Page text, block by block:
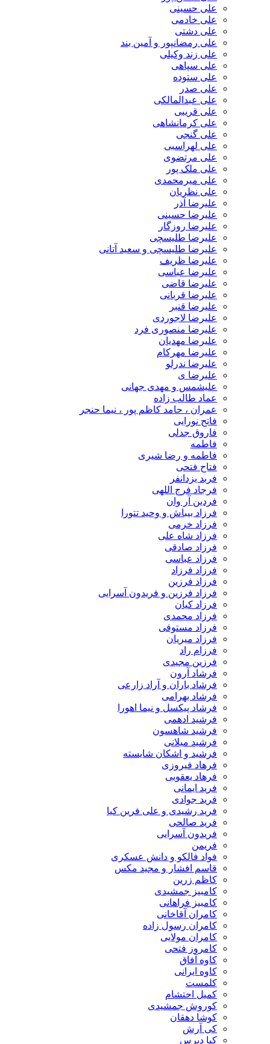
علی حسینی
علی خادمی
علی دشتی
علی رمضانپور و آمین بند
علی زند وکیلی
علی سپاهی
علی ستوده
علی صدر
علی عبدالمالکی
علی قریبی
علی کرمانشاهی
علی گنجی
علی لهراسبی
علی مرتضوی
علی ملک پور
علی میرمحمدی
علی نظریان
علیرضا آذر
علیرضا حسینی
علیرضا روزگار
علیرضا طلیسچی
علیرضا طلیسچی و سعید آتانی
علیرضا ظریف
علیرضا عباسی
علیرضا قاضی
علیرضا قربانی
علیرضا قنبر
علیرضا لاجوردی
علیرضا منصوری فرد
علیرضا مهدیان
علیرضا مهرکام
علیرضا ندرلو
علیرضا ی
علیشمس و مهدی جهانی
عماد طالب زاده
عمران ، حامد کاظم پور ، نیما حنجر
فاتح نورایی
فاروق جدلی
فاطمه
فاطمه و رضا شیری
فتاح فتحی
فربد یزدانفر
فرجاد فرج اللهی
فردین آر وان
فرزاد بیباش و وحید تتورا
فرزاد خرمی
فرزاد شاه علی
فرزاد صادقی
فرزاد عباسی
فرزاد فرزاد
فرزاد فرزین
فرزاد فرزین و فریدون آسرایی
فرزاد کیان
فرزاد محمدی
فرزاد مستوفی
فرزاد میریان
فرزام راد
فرزین مجیدی
فرشاد آرون
فرشاد باران و آراد زارعی
فرشاد بهرامی
فرشاد پیکسل و نیما اهورا
فرشید ادهمی
فرشید شاهسون
فرشید میلانی
فرشید و اشکان شایسته
فرهاد فیروزی
فرهاد یعقوبی
فرید ایمانی
فرید جوادی
فرید رشیدی و علی فرین کیا
فرید صالحی
فریدون آسرایی
فریمن
فواد فالکو و دانش عسکری
قاسم افشار و مجید مکس
کاظم زرین
کامبیز جمشیدی
کامبیز فراهانی
کامران آقاخانی
کامران رسول زاده
کامران مولایی
کامروز فتحی
کاوه آفاق
کاوه ایرانی
کلمست
کمیل احتشام
کوروش جمشیدی
کوشا دهقان
کی آرش
کیا دپرس